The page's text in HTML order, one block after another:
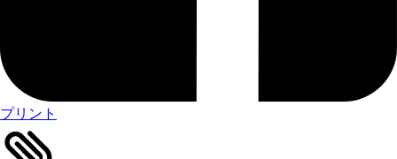
プリント